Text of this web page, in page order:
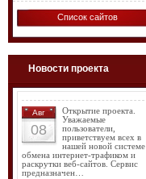
Список сайтов
Новости проекта
Авг
08
Открытие проекта.
Уважаемые
пользователи,
приветствуем всех в
нашей новой системе
обмена интернет-трафиком и
раскрутки веб-сайтов. Сервис
предназначен…